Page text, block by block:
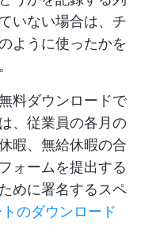
いない場合は、チ
ように使ったかを
料ダウンロードで
、従業員の各月の
暇、無給休暇の合
ォームを提出する
めに署名するスペ
のダウンロード